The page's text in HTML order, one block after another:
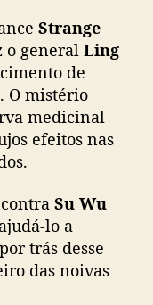
”
e
s
r
e
m
a
n
h
#唐朝诡事
Strange
o general Ling
de
. O mistério
medicinal
efeitos nas
Su Wu
lo a
trás desse
das noivas